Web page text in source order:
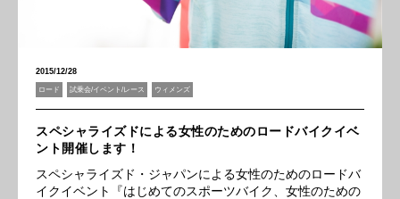
2015/12/28
ロード 試乗会/イベント/レース ウィメンズ
スペシャライズドによる女性のためのロードバイクイベ
ント開催します！
スペシャライズド・ジャパンによる女性のためのロードバ
イクイベント『はじめてのスポーツバイク、女性のための